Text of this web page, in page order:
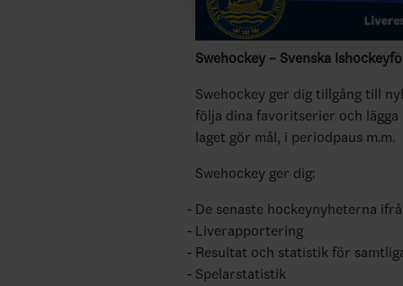
Swehockey – Svenska
Swehockey ger dig tillgång till
följa dina favoritserier och
laget gör mål, i periodpaus m.m.
Swehockey ger dig:
De senaste hockeynyheterna
Liverapportering
Resultat och statistik för
Spelarstatistik